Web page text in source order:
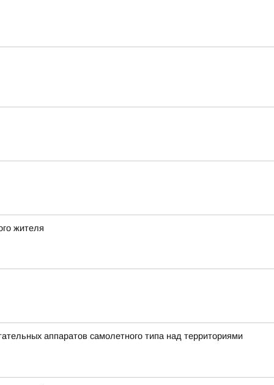
жителя
аппаратов самолетного типа над территориями